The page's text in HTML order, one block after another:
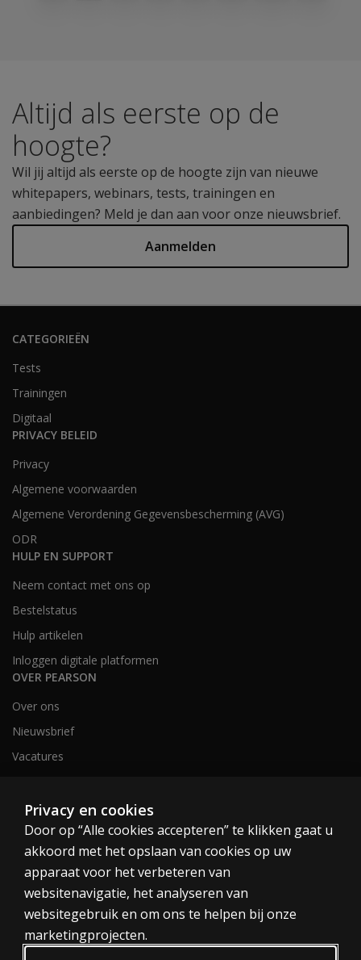
Altijd als eerste op de
hoogte?
Wil jij altijd als eerste op de hoogte zijn van nieuwe
whitepapers, webinars, tests, trainingen en
aanbiedingen? Meld je dan aan voor onze nieuwsbrief.
Aanmelden
CATEGORIEËN
Tests
Trainingen
Digitaal
PRIVACY BELEID
Privacy
Algemene voorwaarden
Algemene Verordening Gegevensbescherming (AVG)
ODR
HULP EN SUPPORT
Neem contact met ons op
Bestelstatus
Hulp artikelen
Inloggen digitale platformen
OVER PEARSON
Over ons
Nieuwsbrief
Vacatures
Nederland en België
Cookies
Algemene voorwaarden
Privacy en cookies
Door op “Alle cookies accepteren” te klikken gaat u
akkoord met het opslaan van cookies op uw
apparaat voor het verbeteren van
websitenavigatie, het analyseren van
websitegebruik en om ons te helpen bij onze
marketingprojecten.